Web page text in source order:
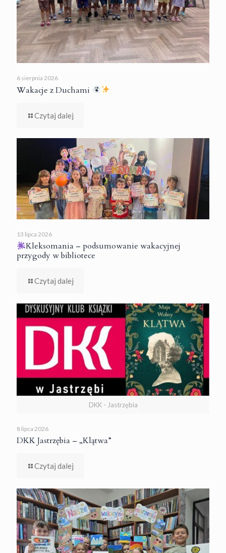
6 sierpnia 2026
Wakacje z Duchami
Czytaj dalej
13 lipca 2026
Kleksomania – podsumowanie wakacyjnej
przygody w bibliotece
Czytaj dalej
DKK - Jastrzębia
8 lipca 2026
DKK Jastrzębia – „Klątwa”
Czytaj dalej